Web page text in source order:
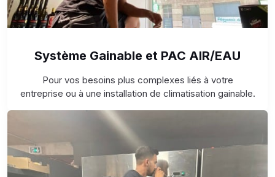
Système Gainable et PAC AIR/EAU
Pour vos besoins plus complexes liés à votre
entreprise ou à une installation de climatisation gainable.